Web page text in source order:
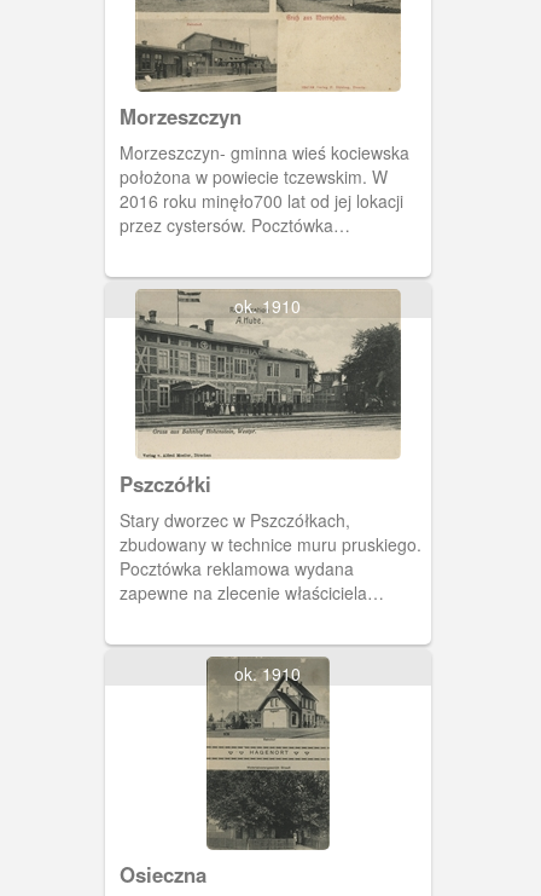
Morzeszczyn
Morzeszczyn- gminna wieś kociewska
położona w powiecie tczewskim. W
2016 roku minęło700 lat od jej lokacji
przez cystersów. Pocztówka
poczty i dworzec kolejowy z na linii
Bydgoszcz-Tczew, uruchomionej 1852
roku.
ok. 1910
Pszczółki
Stary dworzec w Pszczółkach,
zbudowany w technice muru pruskiego.
Pocztówka reklamowa wydana
zapewne na zlecenie właściciela
Budynek uległ zniszczeniu w wyniku
pożaru. Za dworcem widoczna wieża
ok. 1910
Osieczna